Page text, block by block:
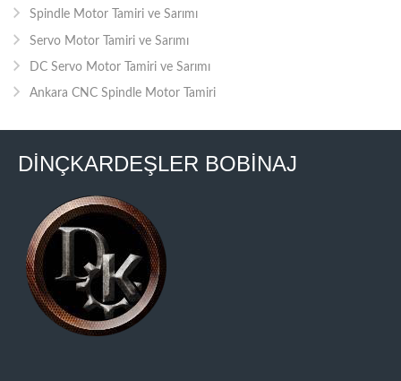
Spindle Motor Tamiri ve Sarımı
Servo Motor Tamiri ve Sarımı
DC Servo Motor Tamiri ve Sarımı
Ankara CNC Spindle Motor Tamiri
DİNÇKARDEŞLER BOBİNAJ